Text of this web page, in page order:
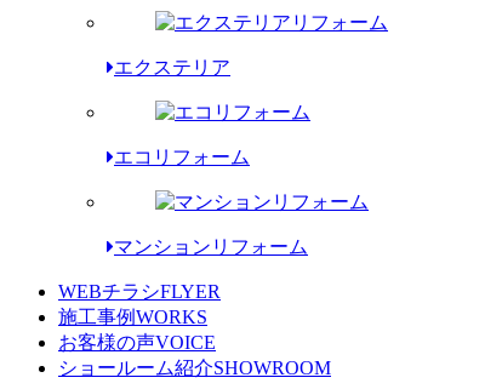
エクステリア
エコリフォーム
マンションリフォーム
WEBチラシFLYER
施工事例WORKS
お客様の声VOICE
ショールーム紹介SHOWROOM